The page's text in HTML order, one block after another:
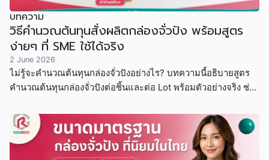
บทความ
วิธีคำนวณต้นทุนสั่งผลิตกล่องจั่วปัง พร้อมสูตร
ง่ายๆ ที่ SME ใช้ได้จริง
2 June 2026
ไม่รู้จะคำนวณต้นทุนกล่องจั่วปังอย่างไร? บทความนี้อธิบายสูตร
คำนวณต้นทุนกล่องจั่วปังต่อชิ้นและต่อ Lot พร้อมตัวอย่างจริง ช่วย